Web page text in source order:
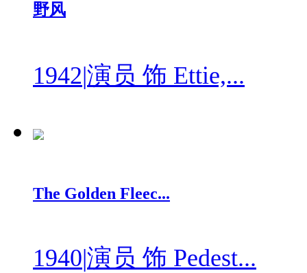
野风
1942|演员 饰 Ettie,...
The Golden Fleec...
1940|演员 饰 Pedest...